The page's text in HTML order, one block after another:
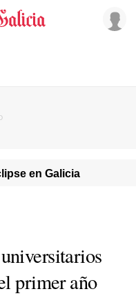
en Galicia
primer año